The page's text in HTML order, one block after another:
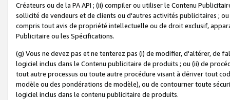
Créateurs ou de la PA API ; (ii) compiler ou utiliser le Contenu
sollicité de vendeurs et de clients ou d'autres activités publicitaires ;
compris tout avis de propriété intellectuelle ou de droit exclusif,
Publicitaire ou les Spécifications.
(g) Vous ne devez pas et ne tenterez pas (i) de modifier, d'altérer, de
logiciel inclus dans le Contenu publicitaire de produits ; ou (ii) de
tout autre processus ou toute autre procédure visant à dériver tout
modèle ou des pondérations de modèle), ou de contourner toute
logiciel inclus dans le contenu publicitaire de produits.